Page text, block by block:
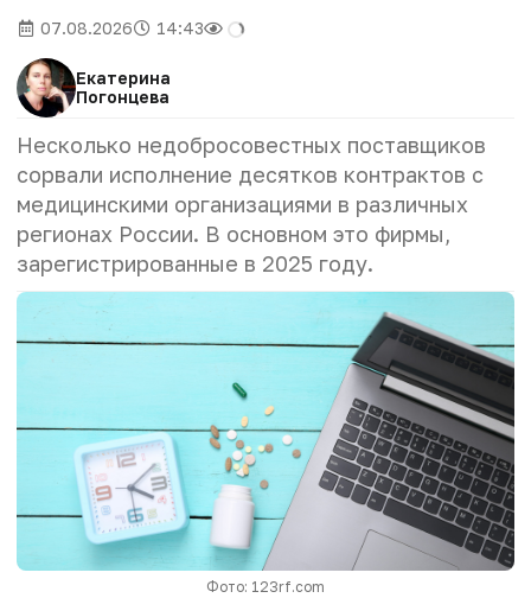
07.08.2026 14:43
Екатерина
Погонцева
Несколько недобросовестных поставщиков
сорвали исполнение десятков контрактов с
медицинскими организациями в различных
регионах России. В основном это фирмы,
зарегистрированные в 2025 году.
Фото: 123rf.com